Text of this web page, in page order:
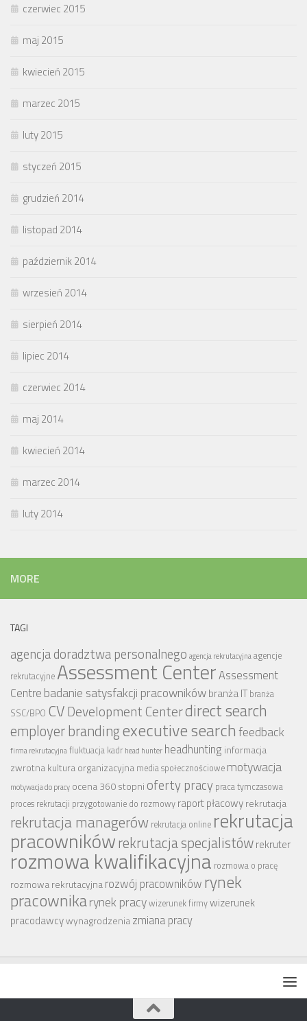
czerwiec 2015
maj 2015
kwiecień 2015
marzec 2015
luty 2015
styczeń 2015
grudzień 2014
listopad 2014
październik 2014
wrzesień 2014
sierpień 2014
lipiec 2014
czerwiec 2014
maj 2014
kwiecień 2014
marzec 2014
luty 2014
MORE
TAGI
agencja doradztwa personalnego agencja rekrutacyjnaagencje
rekrutacyjne Assessment CenterAssessment
Centre badanie satysfakcji pracownikówbranża IT branża
SSC/BPO CV Development Centerdirect search
employer brandingexecutive searchfeedback
firma rekrutacyjnafluktuacja kadr head hunter headhunting informacja
zwrotnakultura organizacyjna media społecznościowe motywacja
motywacja do pracy ocena 360 stopni oferty pracy praca tymczasowa
proces rekrutacji przygotowanie do rozmowy raport płacowyrekrutacja
rekrutacja managerów rekrutacja online rekrutacja
pracownikówrekrutacja specjalistówrekruter
rozmowa kwalifikacyjna rozmowa o pracę
rozmowa rekrutacyjnarozwój pracowników rynek
pracownikarynek pracywizerunek firmywizerunek
pracodawcywynagrodzeniazmiana pracy